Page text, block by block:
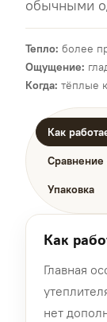
обычными
Тепло: более
Ощущение:
Когда: тёплые
Как
Сравнение
Упаковка
Как
Главная
нет